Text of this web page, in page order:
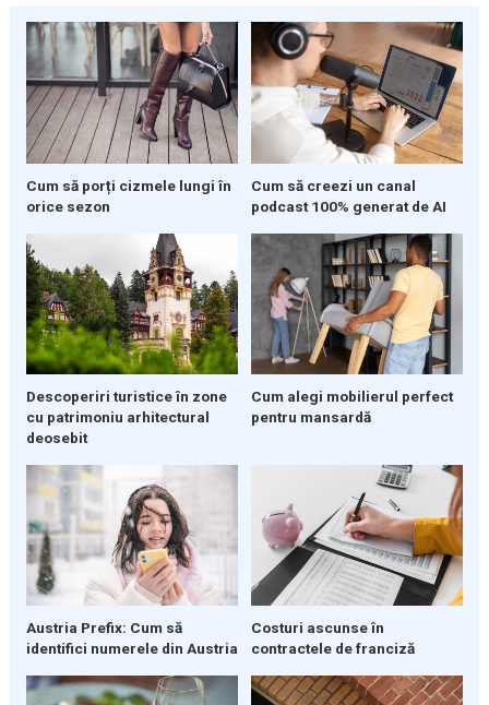
Cum să porți cizmele lungi în
orice sezon
Cum să creezi un canal
podcast 100% generat de AI
Descoperiri turistice în zone
cu patrimoniu arhitectural
deosebit
Cum alegi mobilierul perfect
pentru mansardă
Austria Prefix: Cum să
identifici numerele din Austria
Costuri ascunse în
contractele de franciză